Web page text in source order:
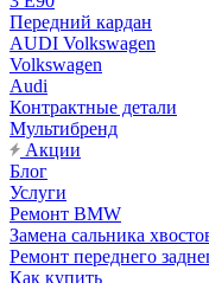
Передний кардан
AUDI Volkswagen
Volkswagen
Audi
Контрактные детали
Мультибренд
Акции
Блог
Услуги
Ремонт BMW
Замена сальника
Ремонт переднего
Как купить